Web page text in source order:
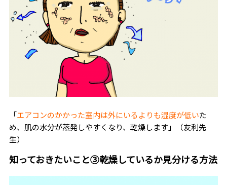
「エアコンのかかった室内は外にいるよりも湿度が低いた
め、肌の水分が蒸発しやすくなり、乾燥します」（友利先
生）
知っておきたいこと③乾燥しているか見分ける方法